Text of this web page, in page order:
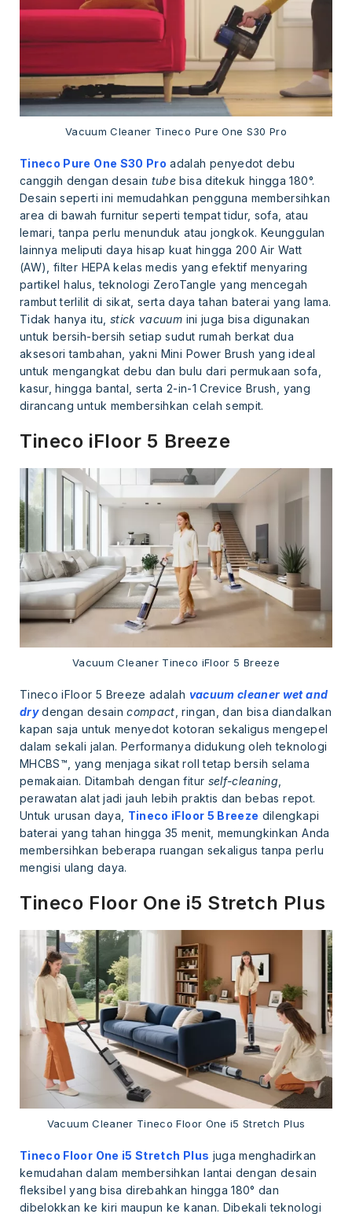
Vacuum Cleaner Tineco Pure One S30 Pro
Tineco Pure One S30 Pro adalah penyedot debu
canggih dengan desain tube bisa ditekuk hingga 180°.
Desain seperti ini memudahkan pengguna membersihkan
area di bawah furnitur seperti tempat tidur, sofa, atau
lemari, tanpa perlu menunduk atau jongkok. Keunggulan
lainnya meliputi daya hisap kuat hingga 200 Air Watt
(AW), filter HEPA kelas medis yang efektif menyaring
partikel halus, teknologi ZeroTangle yang mencegah
rambut terlilit di sikat, serta daya tahan baterai yang lama.
Tidak hanya itu, stick vacuum ini juga bisa digunakan
untuk bersih-bersih setiap sudut rumah berkat dua
aksesori tambahan, yakni Mini Power Brush yang ideal
untuk mengangkat debu dan bulu dari permukaan sofa,
kasur, hingga bantal, serta 2-in-1 Crevice Brush, yang
dirancang untuk membersihkan celah sempit.
Tineco iFloor 5 Breeze
Vacuum Cleaner Tineco iFloor 5 Breeze
Tineco iFloor 5 Breeze adalah vacuum cleaner wet and
drydengan desaincompact , ringan, dan bisa diandalkan
kapan saja untuk menyedot kotoran sekaligus mengepel
dalam sekali jalan. Performanya didukung oleh teknologi
MHCBS™, yang menjaga sikat roll tetap bersih selama
pemakaian. Ditambah dengan fitur self-cleaning
perawatan alat jadi jauh lebih praktis dan bebas repot.
Untuk urusan daya, Tineco iFloor 5 Breeze dilengkapi
baterai yang tahan hingga 35 menit, memungkinkan Anda
membersihkan beberapa ruangan sekaligus tanpa perlu
mengisi ulang daya.
Tineco Floor One i5 Stretch Plus
Vacuum Cleaner Tineco Floor One i5 Stretch Plus
Tineco Floor One i5 Stretch Plus juga menghadirkan
kemudahan dalam membersihkan lantai dengan desain
fleksibel yang bisa direbahkan hingga 180° dan
dibelokkan ke kiri maupun ke kanan. Dibekali teknologi